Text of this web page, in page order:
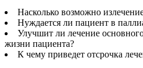
Насколько возможно
Нуждается ли пациент в
Улучшит ли лечение
жизни пациента?
К чему приведет отсрочка